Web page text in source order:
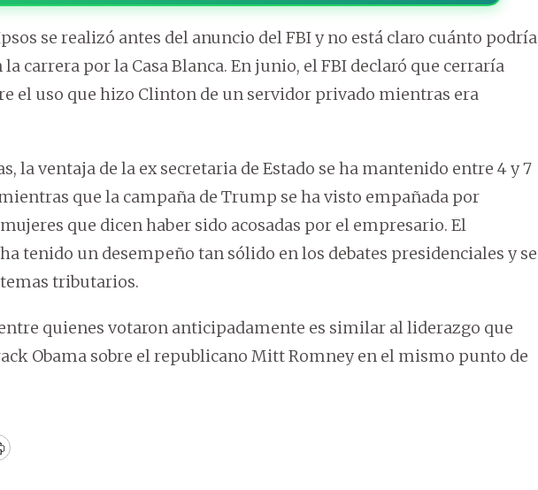
se realizó antes del anuncio del FBI y no está claro cuánto podría
carrera por la Casa Blanca. En junio, el FBI declaró que cerraría
el uso que hizo Clinton de un servidor privado mientras era
la ventaja de la ex secretaria de Estado se ha mantenido entre 4 y 7
que la campaña de Trump se ha visto empañada por
que dicen haber sido acosadas por el empresario. El
tenido un desempeño tan sólido en los debates presidenciales y se
tributarios.
quienes votaron anticipadamente es similar al liderazgo que
Obama sobre el republicano Mitt Romney en el mismo punto de